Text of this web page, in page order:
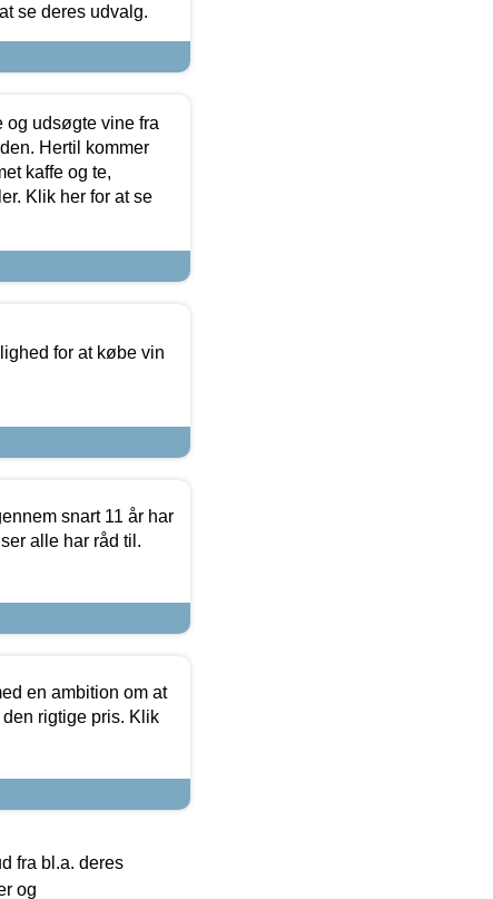
se deres udvalg.
og udsøgte vine fra
Hertil kommer
kaffe og te,
Klik her for at se
for at købe vin
snart 11 år har
alle har råd til.
en ambition om at
rigtige pris. Klik
fra bl.a. deres
og